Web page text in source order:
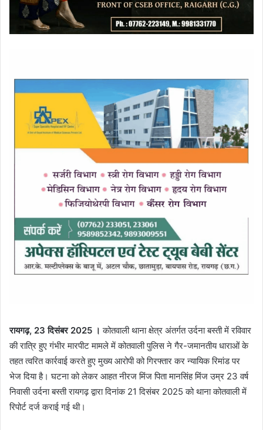
रायगढ़, 23 दिसंबर 2025 । कोतवाली थाना क्षेत्र अंतर्गत उर्दना बस्ती में रविवार
की रात्रि हुए गंभीर मारपीट मामले में कोतवाली पुलिस ने गैर-जमानतीय धाराओं के
तहत त्वरित कार्रवाई करते हुए मुख्य आरोपी को गिरफ्तार कर न्यायिक रिमांड पर
भेज दिया है। घटना को लेकर आहत नीरज मिंज पिता मानसिंह मिंज उम्र 23 वर्ष
निवासी उर्दना बस्ती रायगढ़ द्वारा दिनांक 21 दिसंबर 2025 को थाना कोतवाली में
रिपोर्ट दर्ज कराई गई थी।